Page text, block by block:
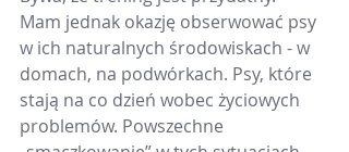
Mam jednak okazję obserwować psy
w ich naturalnych środowiskach - w
domach, na podwórkach. Psy, które
stają na co dzień wobec życiowych
problemów. Powszechne